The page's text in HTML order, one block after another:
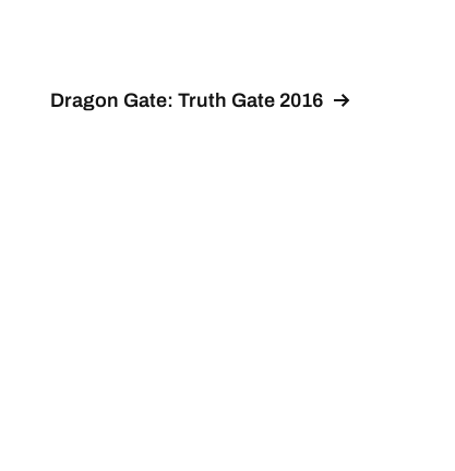
Dragon Gate: Truth Gate 2016